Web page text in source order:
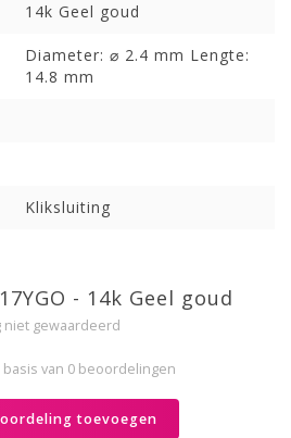
14k Geel goud
Diameter: ⌀ 2.4 mm Lengte:
14.8 mm
Kliksluiting
- 14k Geel goud
niet gewaardeerd
van 0 beoordelingen
toevoegen